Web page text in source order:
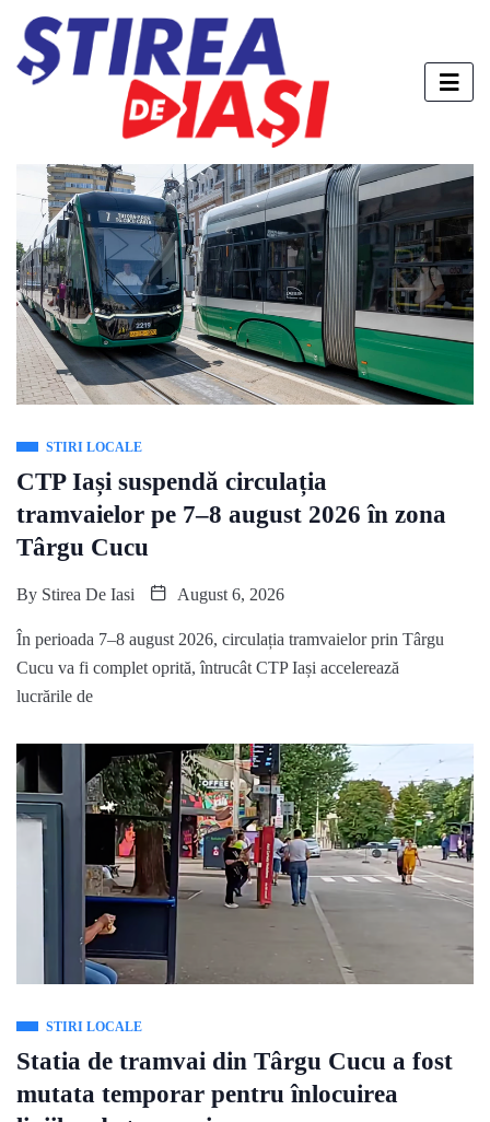
STIRI LOCALE
CTP Iași suspendă circulația
tramvaielor pe 7–8 august 2026 în zona
Târgu Cucu
By Stirea De Iasi August 6, 2026
În perioada 7–8 august 2026, circulația tramvaielor prin Târgu
Cucu va fi complet oprită, întrucât CTP Iași accelerează
lucrările de
STIRI LOCALE
Statia de tramvai din Târgu Cucu a fost
mutata temporar pentru înlocuirea